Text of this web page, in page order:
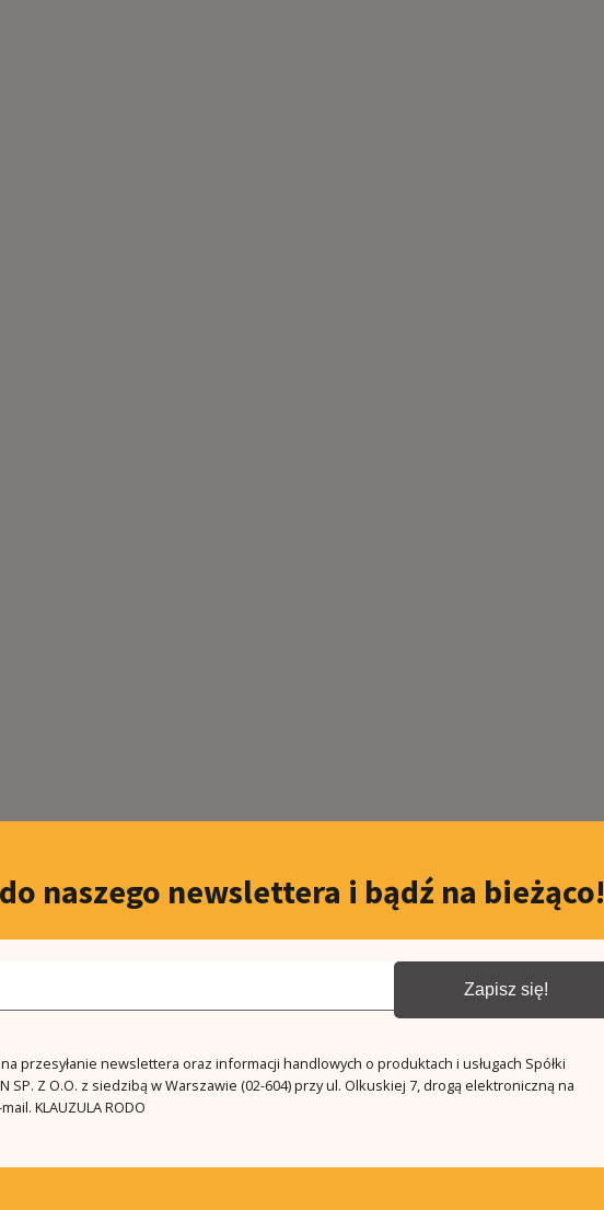
naszego newslettera i bądź na bieżąco!
Zapisz się!
przesyłanie newslettera oraz informacji handlowych o produktach i usługach Spółki
SP. Z O.O. z siedzibą w Warszawie (02-604) przy ul. Olkuskiej 7, drogą elektroniczną na
KLAUZULA RODO